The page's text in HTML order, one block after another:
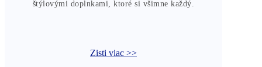
štýlovými doplnkami, ktoré si všimne každý.
Zisti viac >>